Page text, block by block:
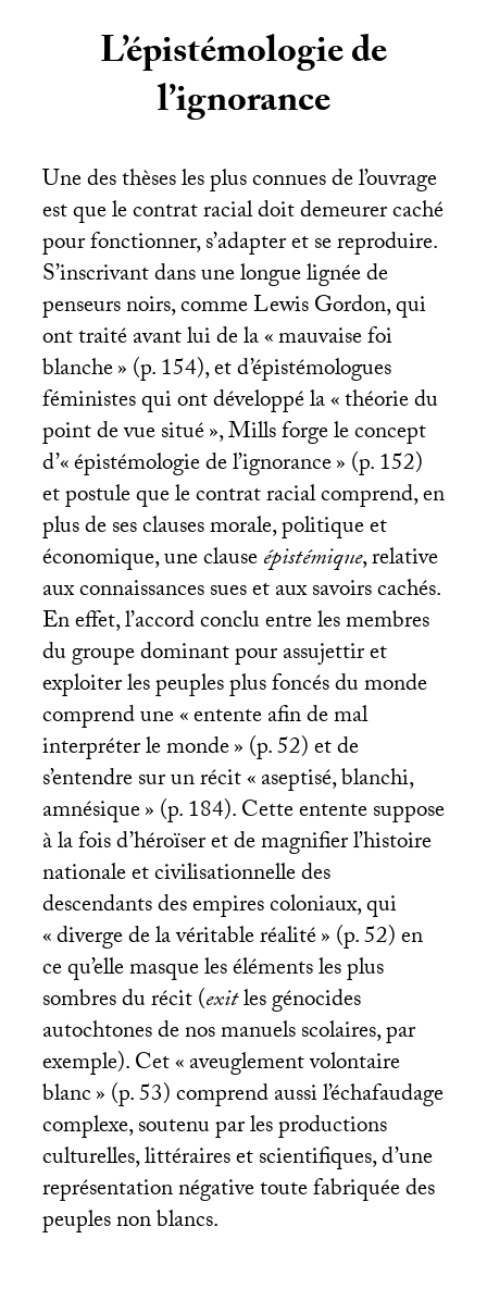
L’épistémologie de
l’ignorance
Une des thèses les plus connues de l’ouvrage
est que le contrat racial doit demeurer caché
pour fonctionner, s’adapter et se reproduire.
S’inscrivant dans une longue lignée de
penseurs noirs, comme Lewis Gordon, qui
ont traité avant lui de la «mauvaise foi
blanche» (p. 154), et d’épistémologues
féministes qui ont développé la «théorie du
point de vue situé», Mills forge le concept
d’«épistémologie de l’ignorance» (p. 152)
et postule que le contrat racial comprend, en
plus de ses clauses morale, politique et
économique, une clauseépistémique, relative
aux connaissances sues et aux savoirs cachés.
En effet, l’accord conclu entre les membres
du groupe dominant pour assujettir et
exploiter les peuples plus foncés du monde
comprend une «entente afin de mal
interpréter le monde» (p. 52) et de
s’entendre sur un récit «aseptisé, blanchi,
amnésique» (p. 184). Cette entente suppose
à la fois d’héroïser et de magnifier l’histoire
nationale et civilisationnelle des
descendants des empires coloniaux, qui
«diverge de la véritable réalité» (p. 52) en
ce qu’elle masque les éléments les plus
sombres du récit (exitles génocides
autochtones de nos manuels scolaires, par
exemple). Cet «aveuglement volontaire
blanc» (p. 53) comprend aussi l’échafaudage
complexe, soutenu par les productions
culturelles, littéraires et scientifiques, d’une
représentation négative toute fabriquée des
peuples non blancs.